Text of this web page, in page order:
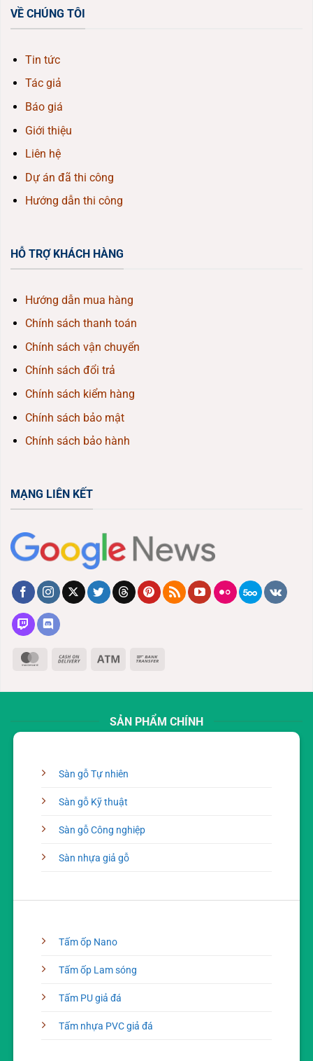
VỀ CHÚNG TÔI
Tin tức
Tác giả
Báo giá
Giới thiệu
Liên hệ
Dự án đã thi công
Hướng dẫn thi công
HỖ TRỢ KHÁCH HÀNG
Hướng dẫn mua hàng
Chính sách thanh toán
Chính sách vận chuyển
Chính sách đổi trả
Chính sách kiểm hàng
Chính sách bảo mật
Chính sách bảo hành
MẠNG LIÊN KẾT
MasterCard
Cash
Delivery
Atm
SẢN PHẨM CHÍNH
Sàn gỗ Tự nhiên
Sàn gỗ Kỹ thuật
Sàn gỗ Công nghiệp
Sàn nhựa giả gỗ
Tấm ốp Nano
Tấm ốp Lam sóng
Tấm PU giả đá
Tấm nhựa PVC giả đá